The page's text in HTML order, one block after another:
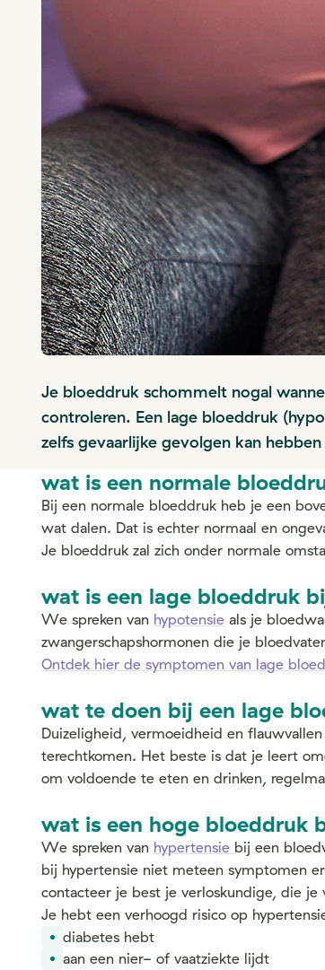
Je bloeddruk schommelt nogal
controleren. Een lage bloeddruk
zelfs gevaarlijke gevolgen kan
wat is een normale
Bij een normale bloeddruk heb je een
wat dalen. Dat is echter normaal en
Je bloeddruk zal zich onder normale
wat is een lage bloeddruk
We spreken van hypotensie als je
zwangerschapshormonen die je
Ontdek hier de symptomen van lage
wat te doen bij een lage
Duizeligheid, vermoeidheid en
terechtkomen. Het beste is dat je leert
om voldoende te eten en drinken,
wat is een hoge bloeddruk
We spreken van hypertensie bij een
bij hypertensie niet meteen symptomen
contacteer je best je verloskundige, die je
Je hebt een verhoogd risico op
diabetes hebt
aan een nier- of vaatziekte lijdt